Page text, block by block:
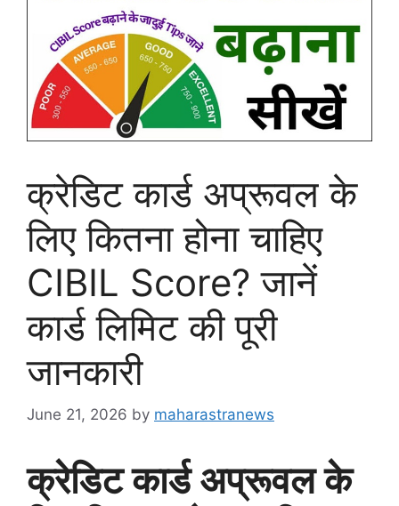
क्रेडिट कार्ड अप्रूवल के
लिए कितना होना चाहिए
CIBIL Score? जानें
कार्ड लिमिट की पूरी
जानकारी
June 21, 2026 by maharastranews
क्रेडिट कार्ड अप्रूवल के